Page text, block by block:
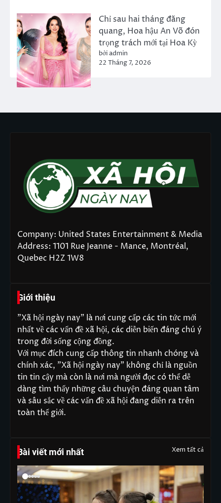
Chỉ sau hai tháng đăng
quang, Hoa hậu An Võ đón
trọng trách mới tại Hoa Kỳ
bởi admin
22 Tháng 7, 2026
Company: United States Entertainment & Media
Address: 1101 Rue Jeanne - Mance, Montréal,
Quebec H2Z 1W8
Giới thiệu
"Xã hội ngày nay" là nơi cung cấp các tin tức mới
nhất về các vấn đề xã hội, các diễn biến đáng chú ý
trong đời sống cộng đồng.
Với mục đích cung cấp thông tin nhanh chóng và
chính xác, "Xã hội ngày nay" không chỉ là nguồn
tin tin cậy mà còn là nơi mà người đọc có thể dễ
dàng tìm thấy những câu chuyện đáng quan tâm
và sâu sắc về các vấn đề xã hội đang diễn ra trên
toàn thế giới.
Bài viết mới nhất Xem tất cả